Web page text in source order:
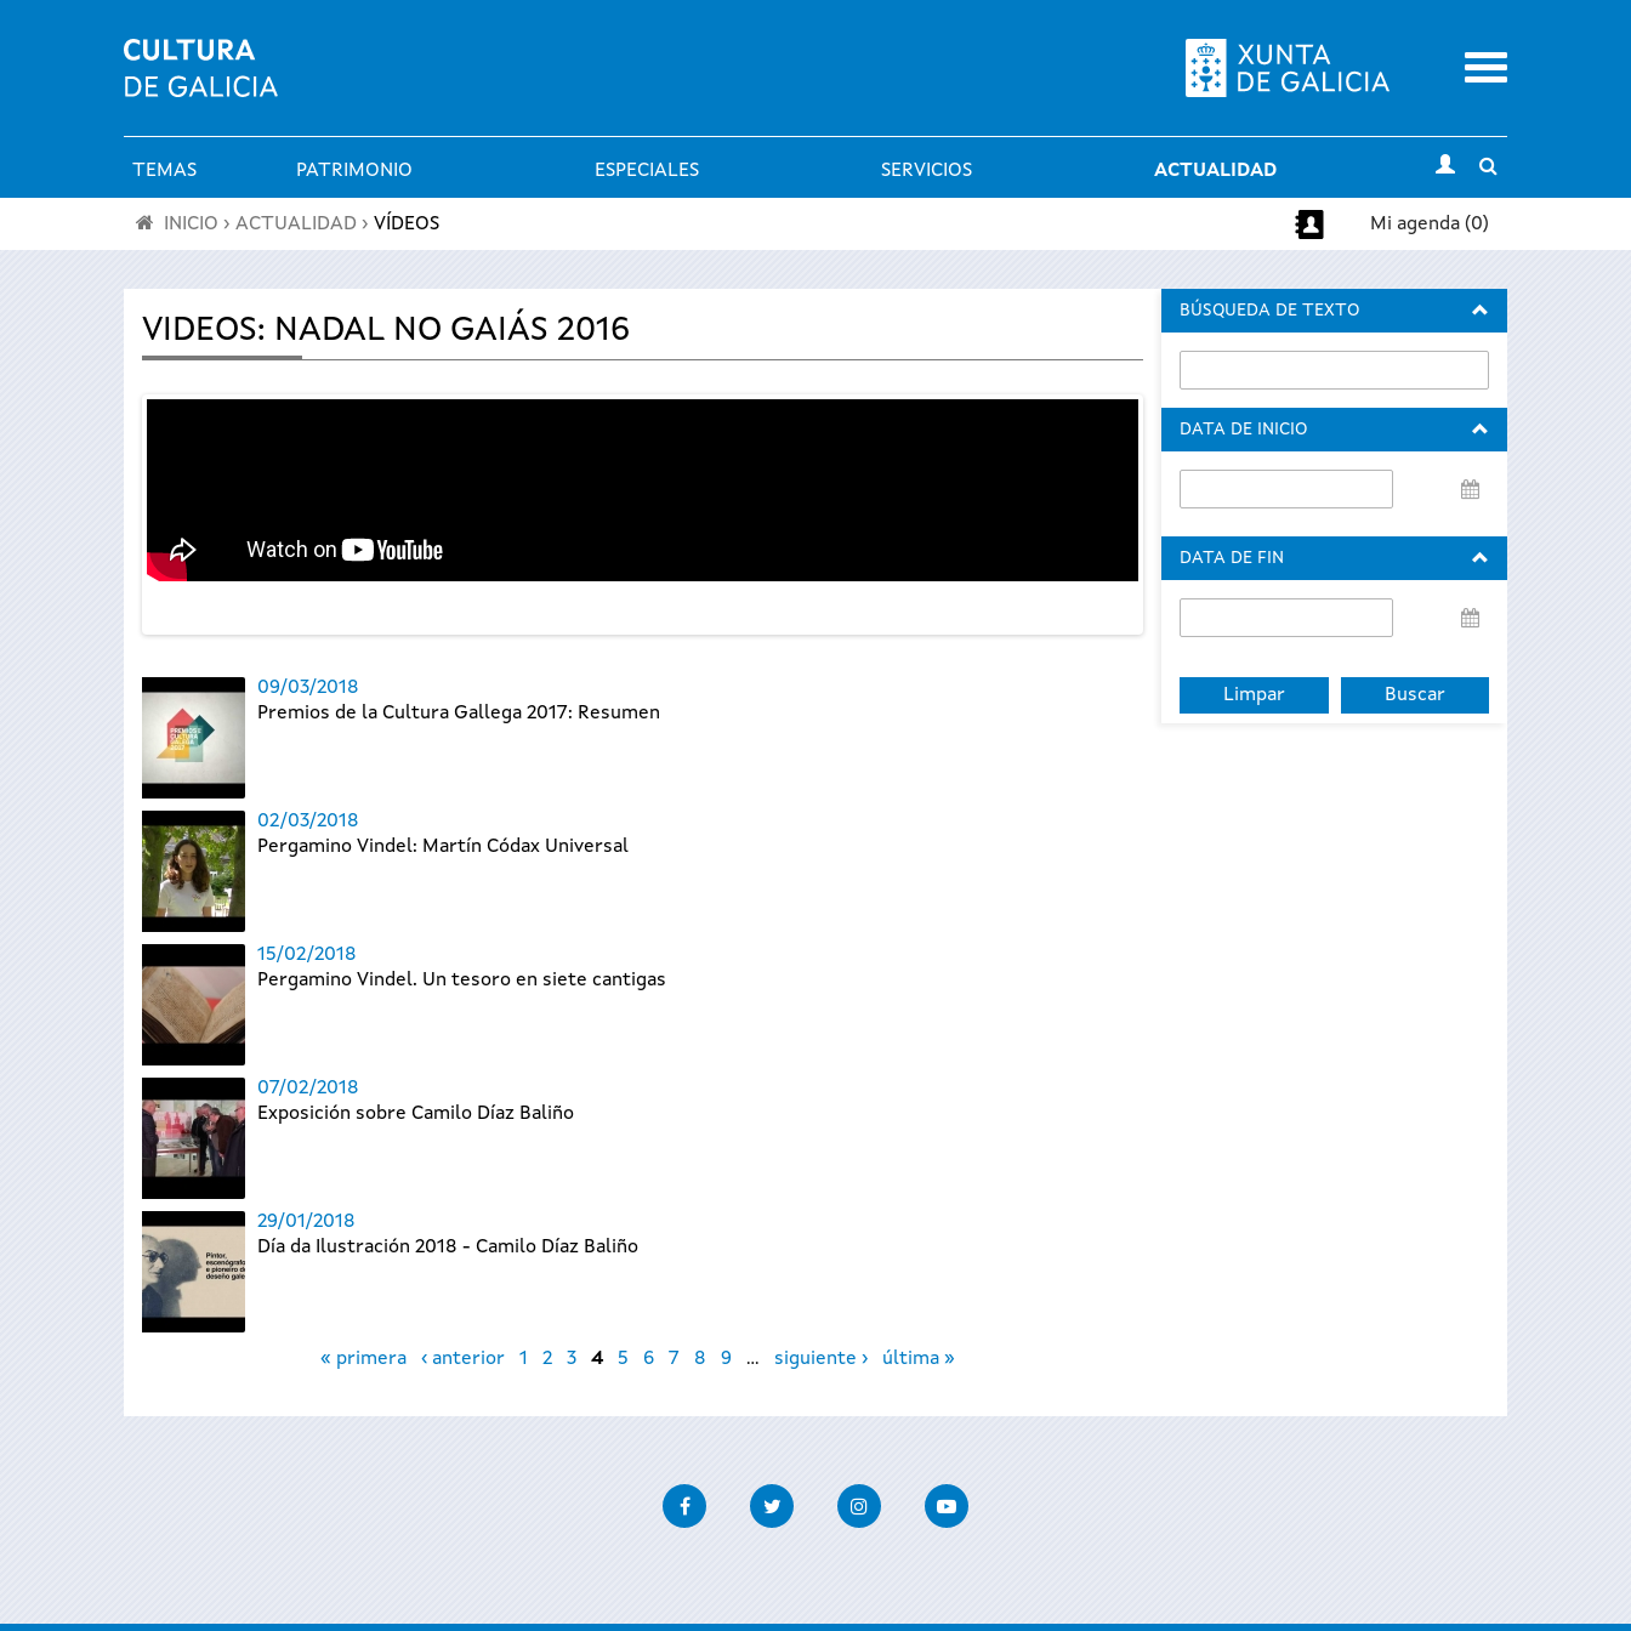
Menu
Menú
principal
TEMAS PATRIMONIO ESPECIALES SERVICIOS ACTUALIDAD
search
encuentra
INICIO › ACTUALIDAD › VÍDEOS Mi agenda (0)
VIDEOS: NADAL NO GAIÁS 2016
09/03/2018
Premios de la Cultura Gallega 2017: Resumen
02/03/2018
Pergamino Vindel: Martín Códax Universal
15/02/2018
Pergamino Vindel. Un tesoro en siete cantigas
07/02/2018
Exposición sobre Camilo Díaz Baliño
29/01/2018
Día da Ilustración 2018 - Camilo Díaz Baliño
« primera ‹ anterior 1 2 3 4 5 6 7 8 9 … siguiente › última »
BÚSQUEDA DE TEXTO
DATA DE INICIO
de
DATA DE FIN
de
FacebookTwitter InstagramYoutube